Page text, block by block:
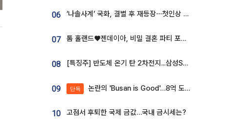
06 ‘나솔사계’ 국화, 결별 후 재등장⋯첫인상 투표 휩쓸고 ‘인기녀’ 등극
07 톰 홀랜드♥젠데이아, 비밀 결혼 파티 포착⋯호텔 대관비만 9억
08 [특징주] 반도체 온기 탄 2차전지...삼성SDI, 장 초반 7% 넘게 껑충
09 단독 논란의 'Busan is Good'…8억 도시브랜드, 용산 대통령실 CI 업체가 수행
10 고점서 후퇴한 국제 금값…국내 금시세는?